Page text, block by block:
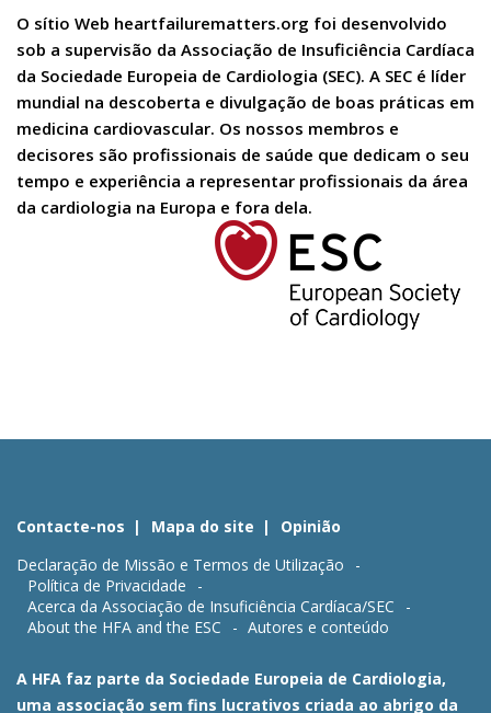
O sítio Web heartfailurematters.org foi desenvolvido
sob a supervisão da Associação de Insuficiência Cardíaca
da Sociedade Europeia de Cardiologia (SEC). A SEC é líder
mundial na descoberta e divulgação de boas práticas em
medicina cardiovascular. Os nossos membros e
decisores são profissionais de saúde que dedicam o seu
tempo e experiência a representar profissionais da área
da cardiologia na Europa e fora dela.
Contacte-nos Mapa do site
Opinião
Declaração de Missão e Termos de Utilização
Política de Privacidade
Acerca da Associação de Insuficiência Cardíaca/SEC
About the HFA and the ESC
Autores e conteúdo
A HFA faz parte da Sociedade Europeia de Cardiologia,
uma associação sem fins lucrativos criada ao abrigo da